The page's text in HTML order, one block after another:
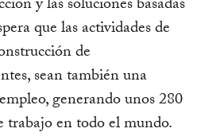
y las soluciones basadas
que las actividades de
de
sean también una
generando unos 280
trabajo en todo el mundo.